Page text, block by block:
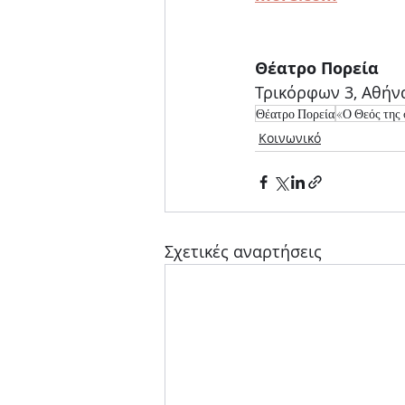
Θέατρο Πορεία
Τρικόρφων 3,
Θέατρο Πορεία«Ο Θεός της
Κοινωνικό
Σχετικές αναρτήσεις